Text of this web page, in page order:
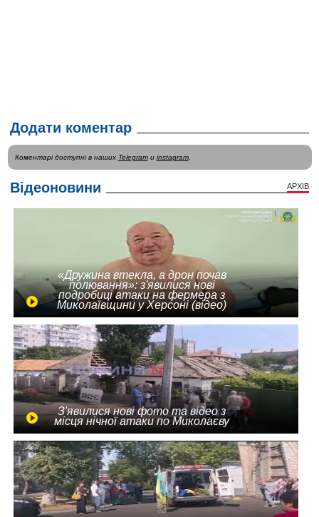
Додати коментар
Коментарі доступні в наших Telegramи instagram.
Відеоновини АРХІВ
«Дружина втекла, а дрон почав
полювання»: з'явилися нові
подробиці атаки на фермера з
Миколаївщини у Херсоні (відео)
З'явилися нові фото та відео з
місця нічної атаки по Миколаєву